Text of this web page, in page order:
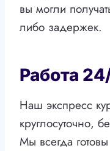
вы могли
либо задержек.
Работа
Наш экспресс
круглосуточно,
Мы всегда